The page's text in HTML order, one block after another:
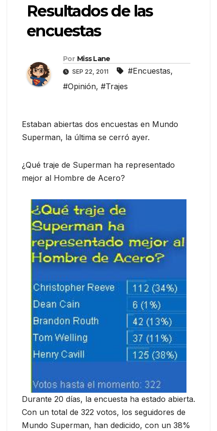
Resultados de las
encuestas
Por Miss Lane
SEP 22, 2011 #Encuestas,
#Opinión, #Trajes
Estaban abiertas dos encuestas en Mundo
Superman, la última se cerró ayer.
¿Qué traje de Superman ha representado
mejor al Hombre de Acero?
Durante 20 días, la encuesta ha estado abierta.
Con un total de 322 votos, los seguidores de
Mundo Superman, han dedicido, con un 38%